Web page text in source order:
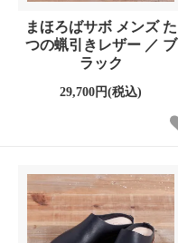
まほろばサボ メンズ た
つの蝋引きレザー ／ ブ
ラック
29,700円(税込)